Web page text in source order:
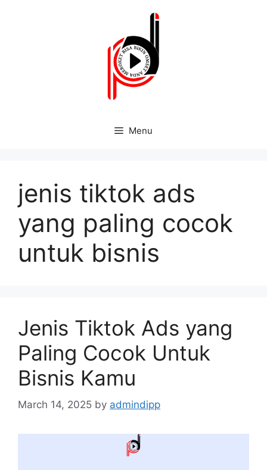
Menu
jenis tiktok ads
yang paling cocok
untuk bisnis
Jenis Tiktok Ads yang
Paling Cocok Untuk
Bisnis Kamu
March 14, 2025 by admindipp